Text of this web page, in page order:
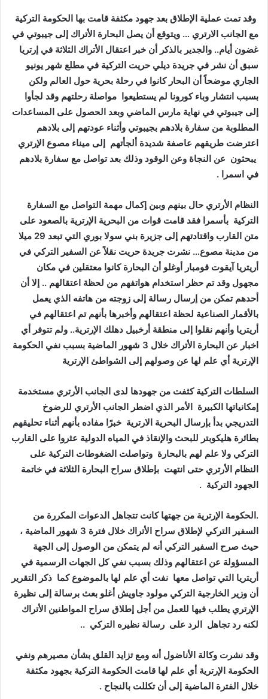
وقد تمت عملية الإطلاق بعد جهود مكثفة قامت بها الحكومة التركية
مع الجانب الارتري … ويتوقع أن يصل البحارة الأتراك إلى جيبوتي في
غضون أيام.. والجدير بالذكر أن خبر اعتقال الأتراك الثلاثة في إرتريا
سبق أن نشر في جريدة ديلي حريت التركية في مطلع شهر يونيو
الجاري موضحاً أن البحار كانوا في رحلة بحرية حول العالم ولكن
بسبب انتشار وباء كورونا لم يستطيعوا مواصلة رحلتهم وقد لجأوا
إلى جيبوتي في نهاية مارس الماضي وبعد الحصول على المساعدات
المطلوبة من سفارة بلادهم بجيبوتي وأثناء عودتهم إلى بلادهم
اعترضت طريقهم عاصفة شديدة ألجأتهم إلى ميناء مصوع الإرتري
يبحثون عن النجاة وعن الوقود وذلك بعد تواصل مع سفارة بلادهم
في اسمرا .
النظام الأرتري حال بينهم وبين إكمال مهمة التواصل مع السفارة
التركية بأسمرا فقد قامت قوات من البحرية الإرترية بالصعود على
متن القارب واقتادتهم إلى جزيرة بني سولا بوري التي تبعد 29 ميلا
من مدينة مصوع… نشرت جريدة حريت نقلاً عن السفير التركي في
أريتريا آيقوت قومبار أوغلو أن البحارة كانوا معتقلين في مكان
مجهول وقد تم حظر استخدام هواتفهم من لحظة اعتقالهم .. إلا أن
أحدهم تمكن من إرسال رسالة إلى زوجته من هاتفه الذي يعمل
بالأقمار الصناعية لحظة اعتقالهم وأخبرها بأنهم تم اعتقالهم في
أريتريا وأنهم نقلوا إلى منطقة أرخبيل دهلك الإرترية.. ولم تتوفر أي
اخبار عن البحارة الأتراك خلال 3 شهور الماضية بسبب نفي الحكومة
الإرترية أي علم لها عن وصولهم إلى الشواطئ الإرترية
السلطات التركية كثفت من جهودها لدى الجانب الأرتري مستخدمة
إمكانياتها الكبيرة الأمر الذي اضطر الجانب الأرتري للرضوخ
التدريجي بدأ بإرسال البحرية الارترية خبرًا مفاده بأنهم أثناء تحليقهم
بطائرة هليكوبتر للبحث والإنقاذ في المياه الدولية عثروا على القارب
التركي ولا علم لهم بالبحارة وتواصلت الضغوطات التركية على
النظام الأرتري حتى انتهت بإطلاق سراح البحارة الثلاثة في خاتمة
الجهود التركية .
.الحكومة الإرترية من جهتها كانت تتجاهل الدعوات المكررة من
السفير التركي لإطلاق سراح الأتراك خلال فترة 3 شهور الماضية ،
حيث صرح السفير التركي أنه لم يتمكن من الوصول إلى الجهة
المسؤولة عن اعتقالهم وذلك بسبب نفي كل الجهات الرسمية في
أريتريا التي تواصل معها نفت أي علم لها بالموضوع كما ذكر التقرير
أن وزير الخارجية التركي مولود جاويش أغلو بعث برسالة إلى نظيرة
الإرتري يطلب فيها للعمل من أجل إطلاق سراح المواطنين الأتراك
لكنه رد تجاهل الرد على رسالة نظيره التركي ..
وقد نشرت وكالة الأناضول أنه ومع تزايد القلق بشأن مصيرهم ونفي
الحكومة الإرترية أي علم لها قامت الحكومة التركية بجهود مكثفة
خلال الفترة الماضية إلى أن تكللت بالنجاح .